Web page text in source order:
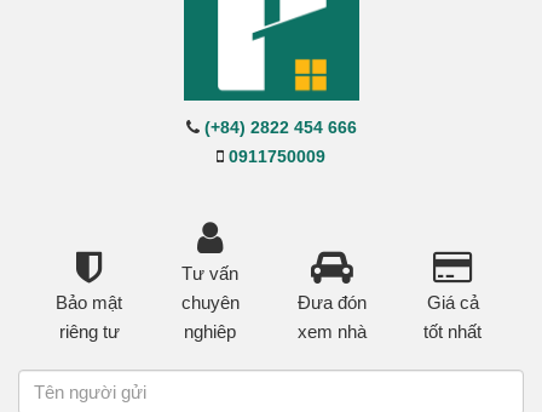
(+84) 2822 454 666
0911750009
Bảo mật
riêng tư
Tư vấn
chuyên
nghiêp
Đưa đón
xem nhà
Giá cả
tốt nhất